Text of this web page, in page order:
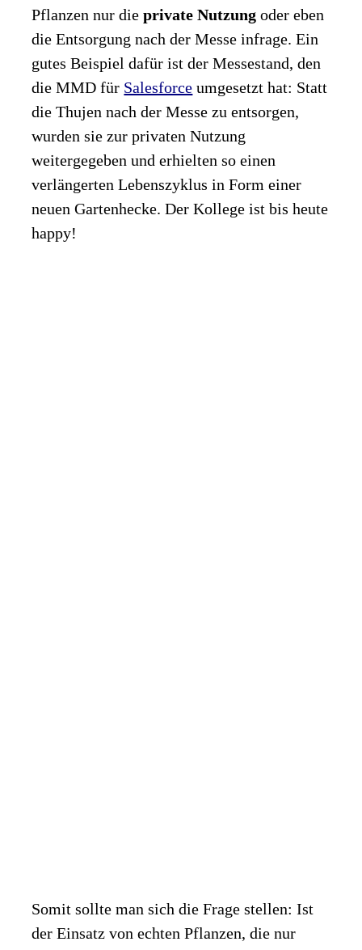
Pflanzen nur dieprivate Nutzung oder eben
die Entsorgung nach der Messe infrage. Ein
gutes Beispiel dafür ist der Messestand, den
die MMD für Salesforce umgesetzt hat: Statt
die Thujen nach der Messe zu entsorgen,
wurden sie zur privaten Nutzung
weitergegeben und erhielten so einen
verlängerten Lebenszyklus in Form einer
neuen Gartenhecke. Der Kollege ist bis heute
happy!
Somit sollte man sich die Frage stellen: Ist
der Einsatz von echten Pflanzen, die nur